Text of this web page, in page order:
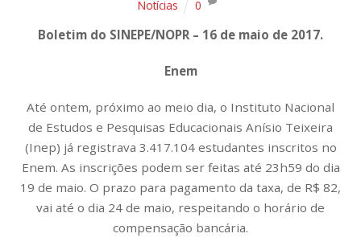
Notícias 0
Boletim do SINEPE/NOPR – 16 de maio de 2017.
Enem
Até ontem, próximo ao meio dia, o Instituto Nacional
de Estudos e Pesquisas Educacionais Anísio Teixeira
(Inep) já registrava 3.417.104 estudantes inscritos no
Enem. As inscrições podem ser feitas até 23h59 do dia
19 de maio. O prazo para pagamento da taxa, de R$ 82,
vai até o dia 24 de maio, respeitando o horário de
compensação bancária.